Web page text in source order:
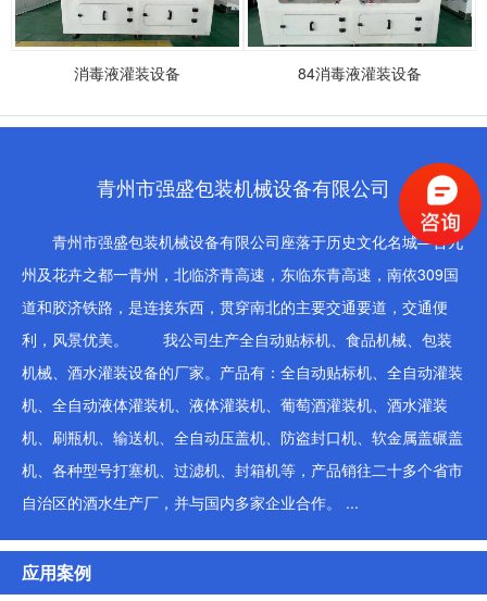
消毒液灌装设备 84消毒液灌装设备
青州市强盛包装机械设备有限公司
青州市强盛包装机械设备有限公司座落于历史文化名城—古九
州及花卉之都一青州，北临济青高速，东临东青高速，南依309国
道和胶济铁路，是连接东西，贯穿南北的主要交通要道，交通便
利，风景优美。 我公司生产全自动贴标机、食品机械、包装
机械、酒水灌装设备的厂家。产品有：全自动贴标机、全自动灌装
机、全自动液体灌装机、液体灌装机、葡萄酒灌装机、酒水灌装
机、刷瓶机、输送机、全自动压盖机、防盗封口机、软金属盖碾盖
机、各种型号打塞机、过滤机、封箱机等，产品销往二十多个省市
自治区的酒水生产厂，并与国内多家企业合作。 ...
应用案例